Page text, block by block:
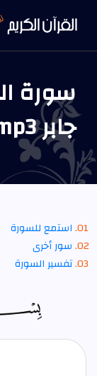
سورة
جابر mp3
استمع للسورة
سور أخرى
تفسير السورة